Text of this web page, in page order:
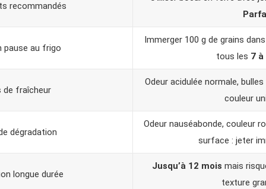
recommandés
pause au frigo
Immerger 100 g de grains
tous les 7
de fraîcheur
Odeur acidulée normale,
couleur
dégradation
Odeur nauséabonde, couleur
surface : jeter
longue durée
Jusqu’à 12 mois mais
texture